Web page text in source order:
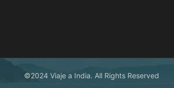
©2024 Viaje a India. All Rights Reserved